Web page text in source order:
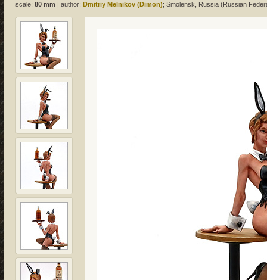
scale: 80 mm author: Dmitriy Melnikov (Dimon); Smolensk, Russia (Russian